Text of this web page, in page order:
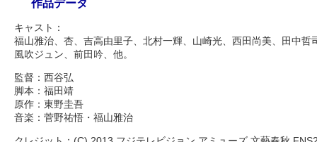
作品データ
キャスト：
福山雅治、杏、吉高由里子、北村一輝、山崎光、西田尚美、田中哲
風吹ジュン、前田吟、他。
監督：西谷弘
脚本：福田靖
原作：東野圭吾
音楽：菅野祐悟・福山雅治